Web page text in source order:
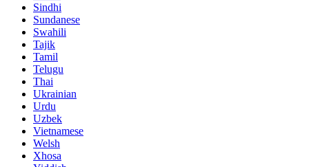
Sindhi
Sundanese
Swahili
Tajik
Tamil
Telugu
Thai
Ukrainian
Urdu
Uzbek
Vietnamese
Welsh
Xhosa